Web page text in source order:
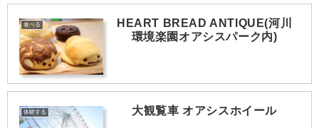
食べる
HEART BREAD ANTIQUE(河川
環境楽園オアシスパーク内)
体験する 大観覧車 オアシスホイール